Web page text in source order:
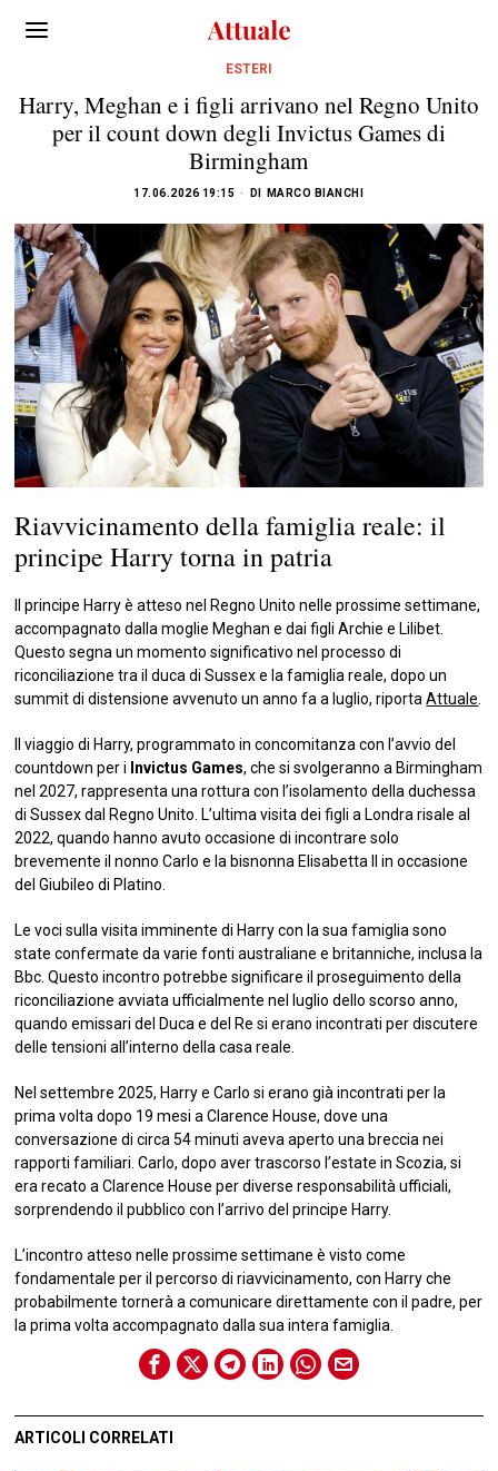
ESTERI
Harry, Meghan e i figli arrivano nel Regno Unito
per il count down degli Invictus Games di
Birmingham
17.06.2026 19:15 DI MARCO BIANCHI
Riavvicinamento della famiglia reale: il
principe Harry torna in patria
Il principe Harry è atteso nel Regno Unito nelle prossime settimane,
accompagnato dalla moglie Meghan e dai figli Archie e Lilibet.
Questo segna un momento significativo nel processo di
riconciliazione tra il duca di Sussex e la famiglia reale, dopo un
summit di distensione avvenuto un anno fa a luglio, riportaAttuale
Il viaggio di Harry, programmato in concomitanza con l’avvio del
countdown per i Invictus Games, che si svolgeranno a Birmingham
nel 2027, rappresenta una rottura con l’isolamento della duchessa
di Sussex dal Regno Unito. L’ultima visita dei figli a Londra risale al
2022, quando hanno avuto occasione di incontrare solo
brevemente il nonno Carlo e la bisnonna Elisabetta II in occasione
del Giubileo di Platino.
Le voci sulla visita imminente di Harry con la sua famiglia sono
state confermate da varie fonti australiane e britanniche, inclusa la
Bbc. Questo incontro potrebbe significare il proseguimento della
riconciliazione avviata ufficialmente nel luglio dello scorso anno,
quando emissari del Duca e del Re si erano incontrati per discutere
delle tensioni all’interno della casa reale.
Nel settembre 2025, Harry e Carlo si erano già incontrati per la
prima volta dopo 19 mesi a Clarence House, dove una
conversazione di circa 54 minuti aveva aperto una breccia nei
rapporti familiari. Carlo, dopo aver trascorso l’estate in Scozia, si
era recato a Clarence House per diverse responsabilità ufficiali,
sorprendendo il pubblico con l’arrivo del principe Harry.
L’incontro atteso nelle prossime settimane è visto come
fondamentale per il percorso di riavvicinamento, con Harry che
probabilmente tornerà a comunicare direttamente con il padre, per
la prima volta accompagnato dalla sua intera famiglia.
ARTICOLI CORRELATI